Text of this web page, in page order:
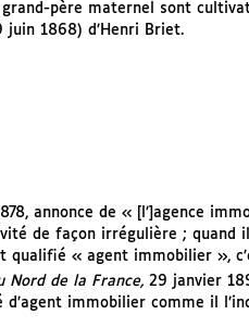
père maternel sont
1868) d’Henri Briet.
annonce de « [l’]agence
de façon irrégulière ; quand
« agent immobilier »,
Nord de la France, 29 janvier
immobilier comme il